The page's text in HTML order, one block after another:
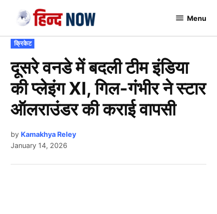
content
Menu
POSTED
IN
क्रिकेट
दूसरे वनडे में बदली टीम इंडिया
की प्लेइंग XI, गिल-गंभीर ने स्टार
ऑलराउंडर की कराई वापसी
by Kamakhya Reley
January 14, 2026